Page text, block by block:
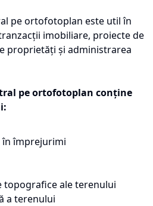
pe ortofotoplan este util în
imobiliare, proiecte de
proprietăți și administrarea
pe ortofotoplan conține
împrejurimi
topografice ale terenului
a terenului